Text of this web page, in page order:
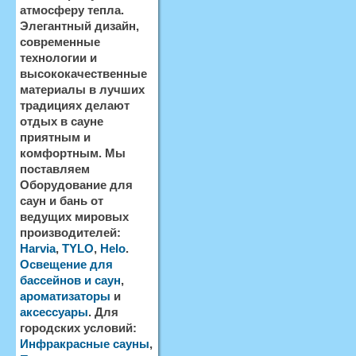
атмосферу тепла.
Элегантный дизайн,
современные
технологии и
высококачественные
материалы в лучших
традициях делают
отдых в сауне
приятным и
комфортным. Мы
поставляем
Оборудование для
саун и бань от
ведущих мировых
производителей:
Harvia, TYLO, Helo.
Освещение для
бассейнов и саун,
ароматизаторы и
аксессуары. Для
городских условий:
Инфракрасные сауны,